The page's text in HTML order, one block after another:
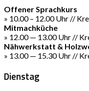
Offener Sprachkurs
» 10.00 – 12.00 Uhr //
Mitmachküche
» 12.00 — 13.00 Uhr //
Nähwerkstatt &
» 13.00 — 15.30 Uhr //
Dienstag